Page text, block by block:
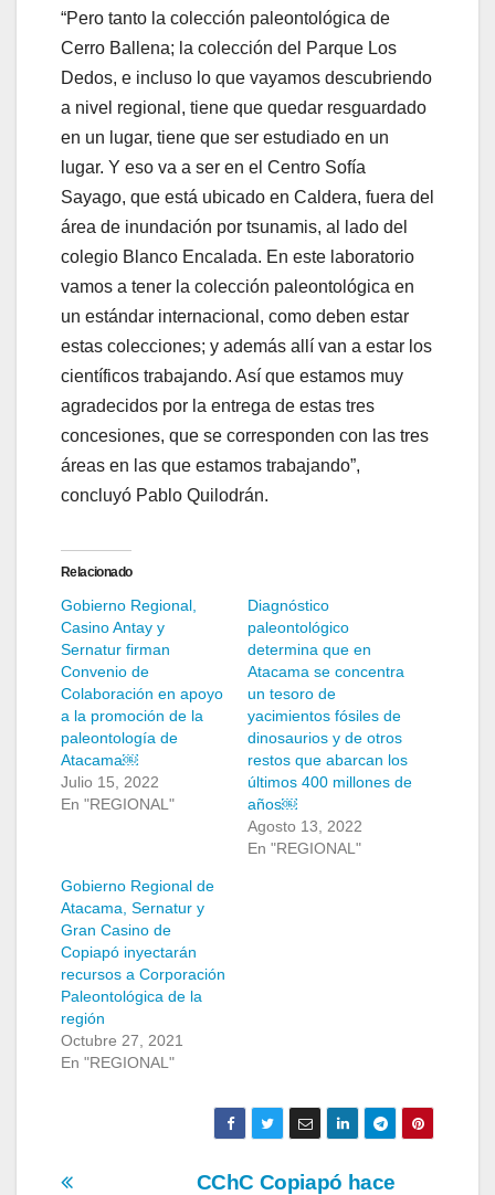
“Pero tanto la colección paleontológica de
Cerro Ballena; la colección del Parque Los
Dedos, e incluso lo que vayamos descubriendo
a nivel regional, tiene que quedar resguardado
en un lugar, tiene que ser estudiado en un
lugar. Y eso va a ser en el Centro Sofía
Sayago, que está ubicado en Caldera, fuera del
área de inundación por tsunamis, al lado del
colegio Blanco Encalada. En este laboratorio
vamos a tener la colección paleontológica en
un estándar internacional, como deben estar
estas colecciones; y además allí van a estar los
científicos trabajando. Así que estamos muy
agradecidos por la entrega de estas tres
concesiones, que se corresponden con las tres
áreas en las que estamos trabajando”,
concluyó Pablo Quilodrán.
Relacionado
Gobierno Regional,
Casino Antay y
Sernatur firman
Convenio de
Colaboración en apoyo
a la promoción de la
paleontología de
Atacama￼
Julio 15, 2022
En "REGIONAL"
Diagnóstico
paleontológico
determina que en
Atacama se concentra
un tesoro de
yacimientos fósiles de
dinosaurios y de otros
restos que abarcan los
últimos 400 millones de
años￼
Agosto 13, 2022
En "REGIONAL"
Gobierno Regional de
Atacama, Sernatur y
Gran Casino de
Copiapó inyectarán
recursos a Corporación
Paleontológica de la
región
Octubre 27, 2021
En "REGIONAL"
CChC Copiapó hace